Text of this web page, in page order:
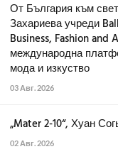
От България към
Захариева учреди
Business, Fashion and
международна
мода и изкуство
03 Авг. 2026
„Mater 2-10“, Хуан
02 Авг. 2026